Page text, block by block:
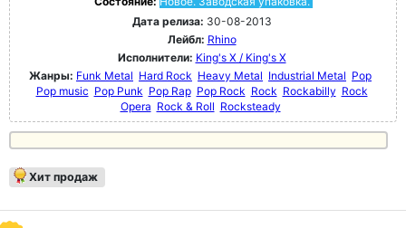
Дата релиза: 30-08-2013
Лейбл: Rhino
Исполнители: King's X / King's X
Жанры: Funk Metal Hard Rock Heavy Metal Industrial Metal Pop
Pop music Pop Punk Pop Rap Pop Rock Rock Rockabilly Rock
Opera Rock & Roll Rocksteady
Хит продаж